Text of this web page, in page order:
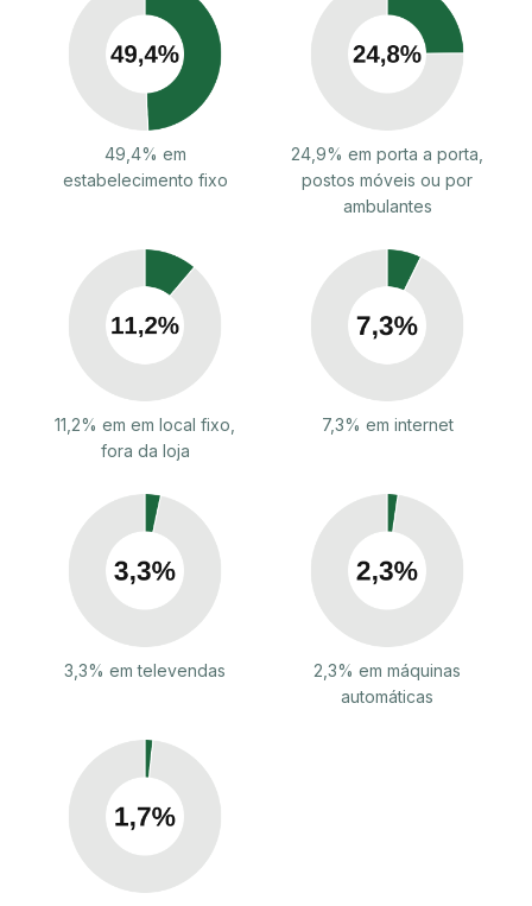
49,4% em
estabelecimento fixo
24,9% em porta a porta,
postos móveis ou por
ambulantes
11,2% em em local fixo,
fora da loja
7,3% em internet
3,3% em televendas
2,3% em máquinas
automáticas